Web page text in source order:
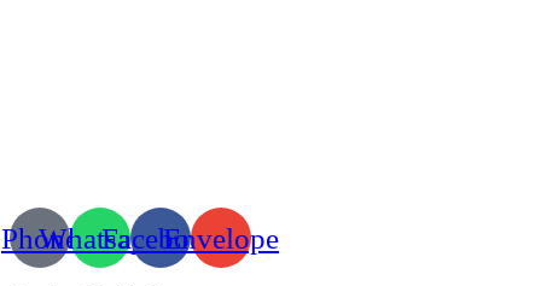
PhoneWhatsappFacebookEnvelope